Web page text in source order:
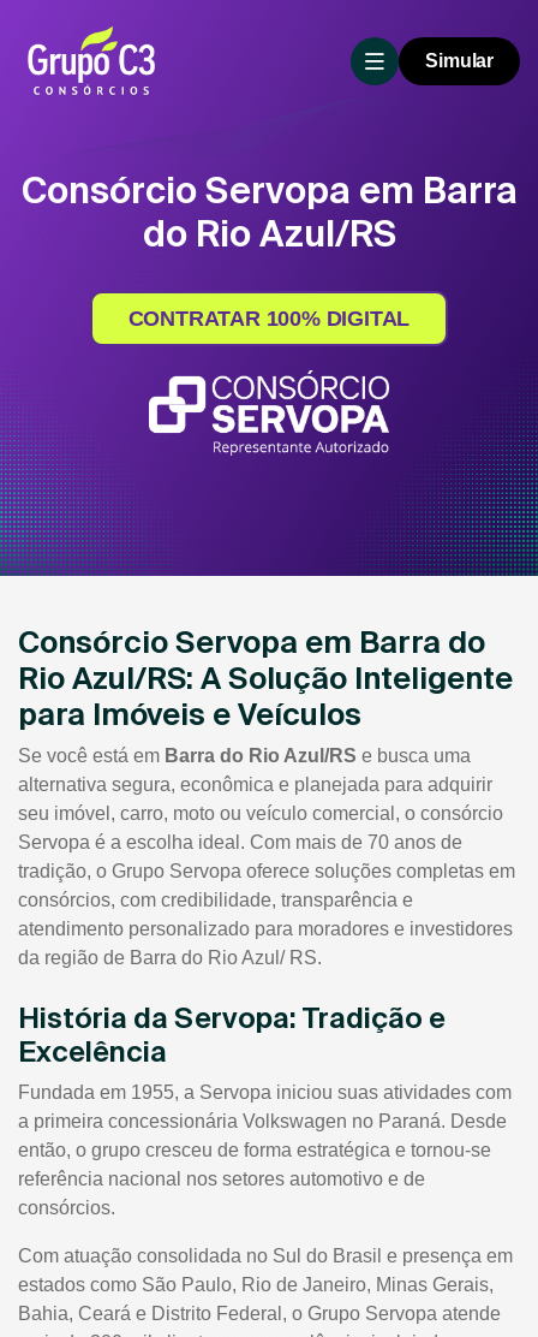
Simular
Consórcio Servopa em Barra
do Rio Azul/RS
CONTRATAR 100% DIGITAL
Consórcio Servopa em Barra do
Rio Azul/RS: A Solução Inteligente
para Imóveis e Veículos
Se você está em Barra do Rio Azul/RS e busca uma
alternativa segura, econômica e planejada para adquirir
seu imóvel, carro, moto ou veículo comercial, o consórcio
Servopa é a escolha ideal. Com mais de 70 anos de
tradição, o Grupo Servopa oferece soluções completas em
consórcios, com credibilidade, transparência e
atendimento personalizado para moradores e investidores
da região de Barra do Rio Azul/ RS.
História da Servopa: Tradição e
Excelência
Fundada em 1955, a Servopa iniciou suas atividades com
a primeira concessionária Volkswagen no Paraná. Desde
então, o grupo cresceu de forma estratégica e tornou-se
referência nacional nos setores automotivo e de
consórcios.
Com atuação consolidada no Sul do Brasil e presença em
estados como São Paulo, Rio de Janeiro, Minas Gerais,
Bahia, Ceará e Distrito Federal, o Grupo Servopa atende